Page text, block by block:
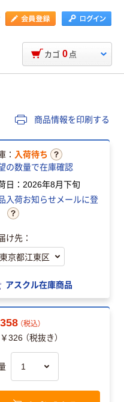
カゴ 0 点
商品情報を印刷する
： 入荷待ち
の数量で在庫確認
日：2026年8月下旬
入荷お知らせメールに登
け先：
アスクル在庫商品
（税込）
326 （税抜き）